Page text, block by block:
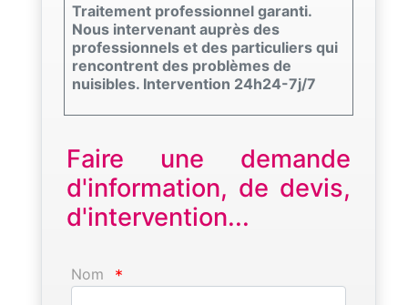
Traitement professionnel garanti.
Nous intervenant auprès des
professionnels et des particuliers qui
rencontrent des problèmes de
nuisibles. Intervention 24h24-7j/7
Faire une demande
d'information, de devis,
d'intervention...
Nom *